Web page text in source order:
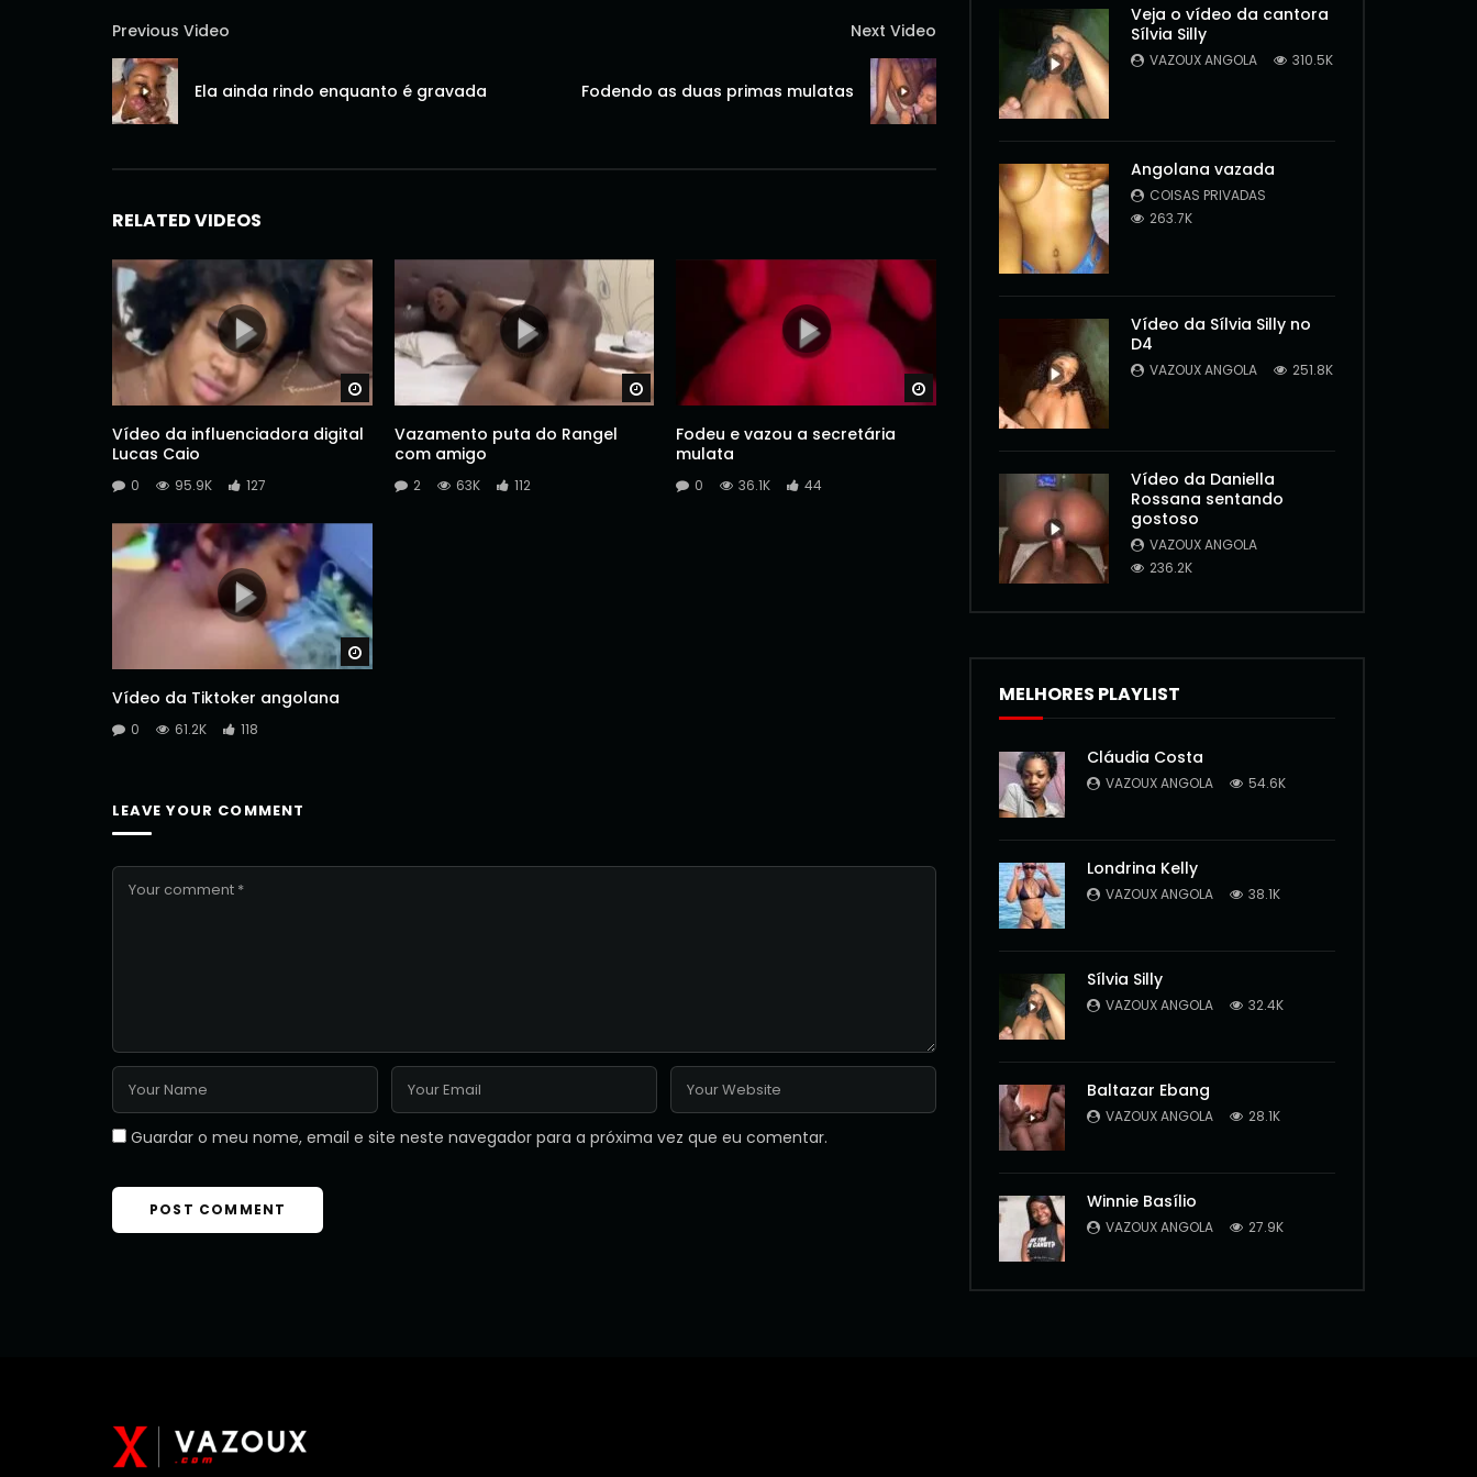
Previous Video
Ela ainda rindo enquanto é gravada
Next Video
Fodendo as duas primas mulatas
RELATED VIDEOS
Vídeo da influenciadora digital
Lucas Caio
0 95.9K 127
Watch Later
Vazamento puta do Rangel
com amigo
2 63K 112
Watch Later
Fodeu e vazou a secretária
mulata
0 36.1K 44
Vídeo da Tiktoker angolana
0 61.2K 118
LEAVE YOUR COMMENT
Guardar o meu nome, email e site neste navegador para a próxima vez que eu comentar.
Veja o vídeo da cantora
Sílvia Silly
VAZOUX ANGOLA 310.5K
Angolana vazada
COISAS PRIVADAS
263.7K
Vídeo da Sílvia Silly no
D4
VAZOUX ANGOLA 251.8K
Vídeo da Daniella
Rossana sentando
gostoso
VAZOUX ANGOLA
236.2K
MELHORES PLAYLIST
Cláudia Costa
VAZOUX ANGOLA 54.6K
Londrina Kelly
VAZOUX ANGOLA 38.1K
Sílvia Silly
VAZOUX ANGOLA 32.4K
Baltazar Ebang
VAZOUX ANGOLA 28.1K
Winnie Basílio
VAZOUX ANGOLA 27.9K